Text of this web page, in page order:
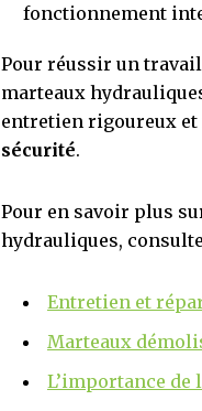
fonctionnement
Pour réussir un
marteaux
entretien rigoureux
sécurité.
Pour en savoir plus
hydrauliques,
Entretien et
Marteaux
L’importance